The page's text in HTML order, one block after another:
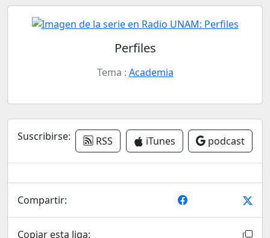
Perfiles
Tema : Academia
Suscribirse: RSS iTunes podcast
Compartir:
Copiar esta liga: